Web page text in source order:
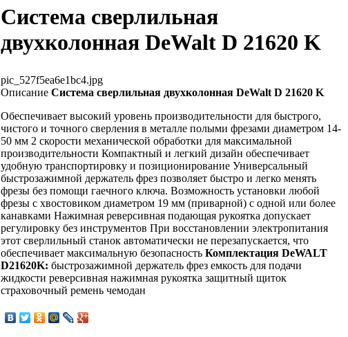
Система сверлильная
двухколонная DeWalt D 21620 K
pic_527f5ea6e1bc4.jpg
Описание Система сверлильная двухколонная DeWalt D 21620 K
Обеспечивает высокий уровень производительности для быстрого,
чистого и точного сверления в металле полыми фрезами диаметром 14-
50 мм 2 скорости механической обработки для максимальной
производительности Компактный и легкий дизайн обеспечивает
удобную транспортировку и позиционирование Универсальный
быстрозажимной держатель фрез позволяет быстро и легко менять
фрезы без помощи гаечного ключа. Возможность установки любой
фрезы с хвостовиком диаметром 19 мм (приварной) с одной или более
канавками Нажимная реверсивная подающая рукоятка допускает
регулировку без инструментов При восстановлении электропитания
этот сверлильный станок автоматически не перезапускается, что
обеспечивает максимальную безопасность Комплектация DeWALT
D21620K: быстрозажимной держатель фрез емкость для подачи
жидкости реверсивная нажимная рукоятка защитный щиток
страховочный ремень чемодан